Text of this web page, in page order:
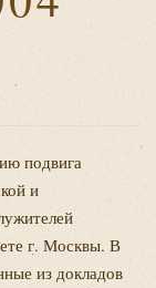
подвига
и
г. Москвы. В
из докладов